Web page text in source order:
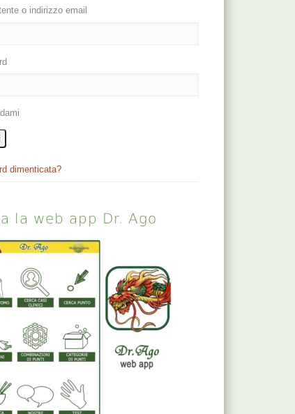
o indirizzo email
dimenticata?
la web app Dr. Ago